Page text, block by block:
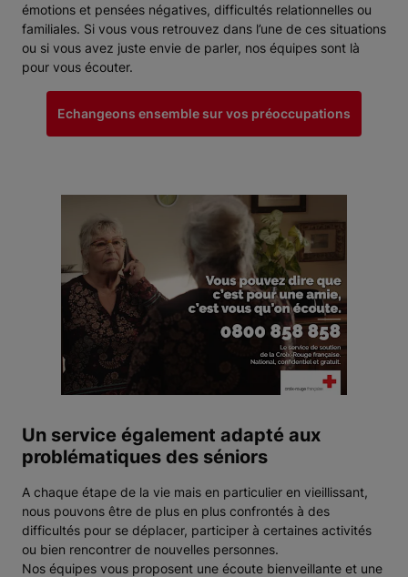
émotions et pensées négatives, difficultés relationnelles ou
familiales. Si vous vous retrouvez dans l’une de ces situations
ou si vous avez juste envie de parler, nos équipes sont là
pour vous écouter.
Echangeons ensemble sur vos préoccupations
Un service également adapté aux
problématiques des séniors
A chaque étape de la vie mais en particulier en vieillissant,
nous pouvons être de plus en plus confrontés à des
difficultés pour se déplacer, participer à certaines activités
ou bien rencontrer de nouvelles personnes.
Nos équipes vous proposent une écoute bienveillante et une